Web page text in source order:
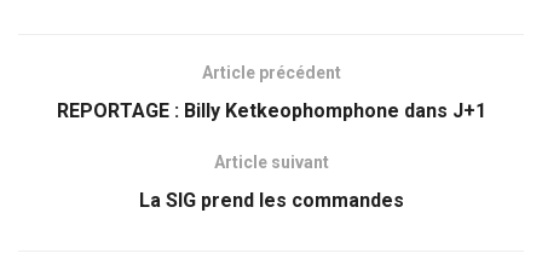
Article précédent
REPORTAGE : Billy Ketkeophomphone dans J+1
Article suivant
La SIG prend les commandes